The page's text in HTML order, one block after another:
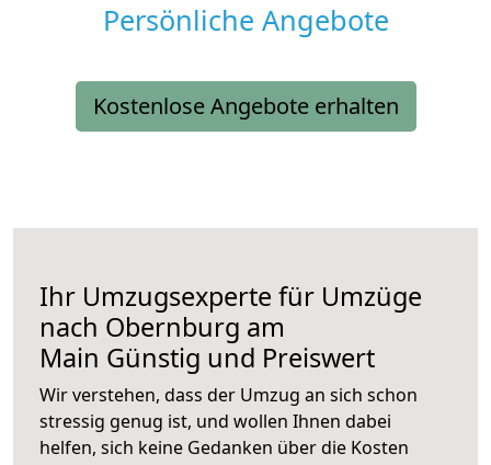
Persönliche Angebote
Kostenlose Angebote erhalten
Ihr Umzugsexperte für Umzüge
nach Obernburg am
Main Günstig und Preiswert
Wir verstehen, dass der Umzug an sich schon
stressig genug ist, und wollen Ihnen dabei
helfen, sich keine Gedanken über die Kosten